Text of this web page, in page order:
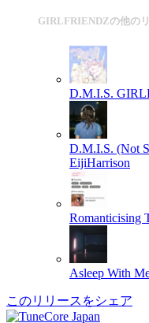
GIRLFRIENDZの他の
D.M.I.S.
D.M.I.S. (Not
EijiHarrison
Romanticising
Asleep With
このリリースをシェア